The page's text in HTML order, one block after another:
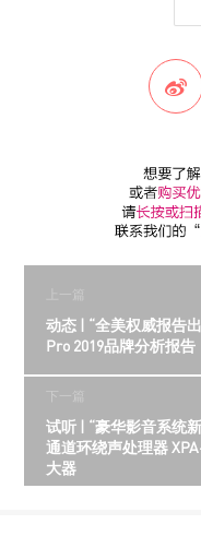
上一篇
动态 | “全美权威报告
Pro 2019品牌分析报告
下一篇
试听 | “豪华影音系统
通道环绕声处理器
大器